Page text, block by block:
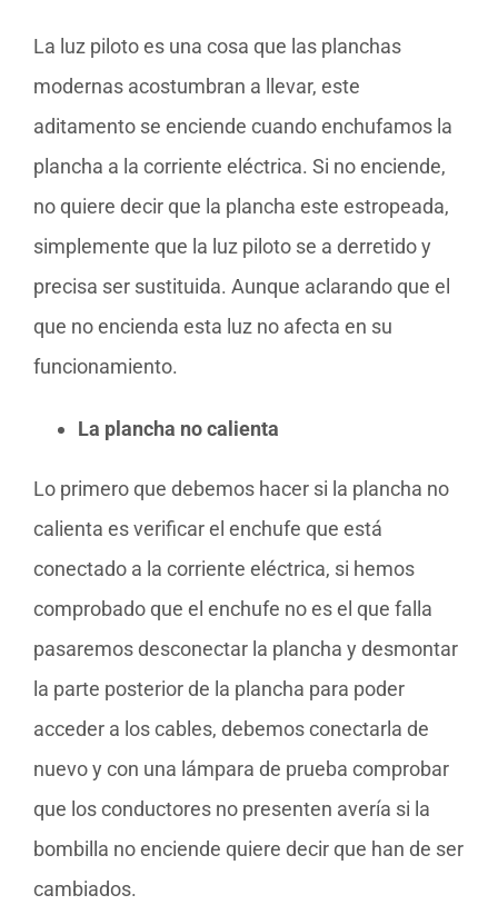
La luz piloto es una cosa que las planchas
modernas acostumbran a llevar, este
aditamento se enciende cuando enchufamos la
plancha a la corriente eléctrica. Si no enciende,
no quiere decir que la plancha este estropeada,
simplemente que la luz piloto se a derretido y
precisa ser sustituida. Aunque aclarando que el
que no encienda esta luz no afecta en su
funcionamiento.
La plancha no calienta
Lo primero que debemos hacer si la plancha no
calienta es verificar el enchufe que está
conectado a la corriente eléctrica, si hemos
comprobado que el enchufe no es el que falla
pasaremos desconectar la plancha y desmontar
la parte posterior de la plancha para poder
acceder a los cables, debemos conectarla de
nuevo y con una lámpara de prueba comprobar
que los conductores no presenten avería si la
bombilla no enciende quiere decir que han de ser
cambiados.